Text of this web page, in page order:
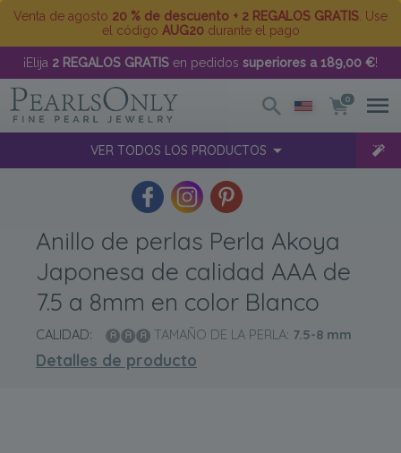
Venta de agosto 20 % de descuento + 2 REGALOS GRATIS . Use
el código AUG20durante el pago
¡Elija 2 REGALOS GRATIS en pedidos superiores a 189,00 €!
0
VER TODOS LOS PRODUCTOS
Anillo de perlas Perla Akoya
Japonesa de calidad AAA de
7.5 a 8mm en color Blanco
CALIDAD: TAMAÑO DE LA PERLA: 7.5-8 mm
Detalles de producto